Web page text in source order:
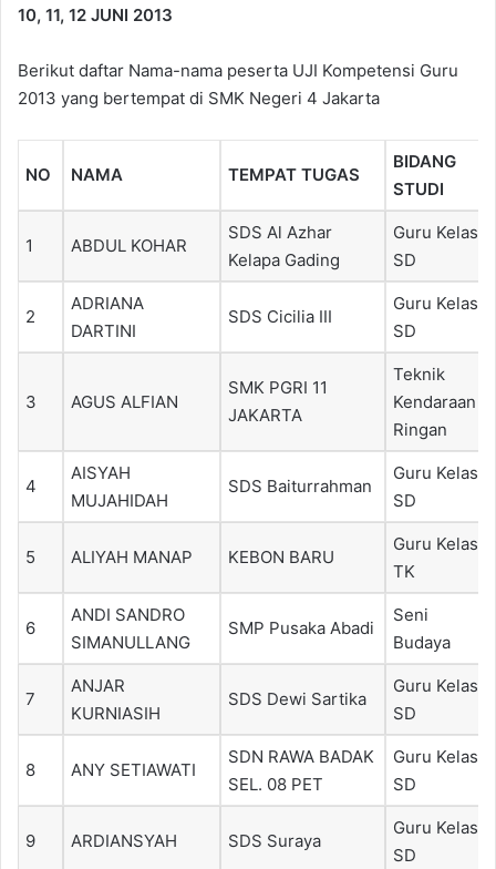
10, 11, 12 JUNI 2013
Berikut daftar Nama-nama peserta UJI Kompetensi Guru
2013 yang bertempat di SMK Negeri 4 Jakarta
NO NAMA TEMPAT TUGAS
BIDANG
STUDI
1 ABDUL KOHAR
SDS Al Azhar
Kelapa Gading
Guru Kelas
SD
2
ADRIANA
DARTINI
SDS Cicilia III
Guru Kelas
SD
3 AGUS ALFIAN
SMK PGRI 11
JAKARTA
Teknik
Kendaraan
Ringan
4
AISYAH
MUJAHIDAH
SDS Baiturrahman
Guru Kelas
SD
5 ALIYAH MANAP KEBON BARU
Guru Kelas
TK
6
ANDI SANDRO
SIMANULLANG
SMP Pusaka Abadi
Seni
Budaya
7
ANJAR
KURNIASIH
SDS Dewi Sartika
Guru Kelas
SD
8 ANY SETIAWATI
SDN RAWA BADAK
SEL. 08 PET
Guru Kelas
SD
9 ARDIANSYAH SDS Suraya
Guru Kelas
SD